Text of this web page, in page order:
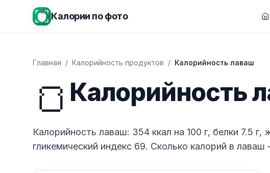
Калории по фото
Главная / Калорийность продуктов / Калорийность лаваш
🍞 Калорийность
Калорийность лаваш: 354 ккал на 100 г, белки 7.5 г,
гликемический индекс 69. Сколько калорий в